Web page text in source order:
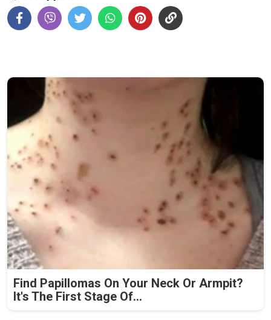
Find Papillomas On Your Neck Or Armpit?
It's The First Stage Of...